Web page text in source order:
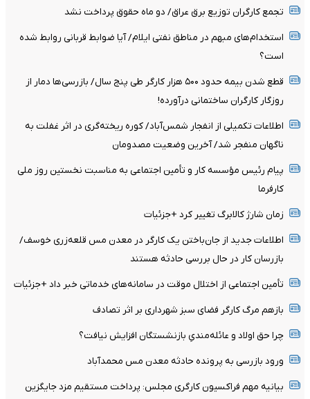
تجمع کارگران توزیع برق عراق/ دو ماه حقوق پرداخت نشد
استخدام‌های مبهم در مناطق نفتی ایلام/ آیا ضوابط قربانی روابط شده
است؟
قطع شدن بیمه حدود ۵۰۰ هزار کارگر طی پنج سال/ بازرسی‌ها دمار از
روزگار کارگران ساختمانی درآورده!
اطلاعات تکمیلی از انفجار شمس‌آباد/ کوره ریخته‌گری در اثر غفلت به
ناگهان منفجر شد/ آخرین وضعیت مصدومان
پیام رئیس مؤسسه کار و تأمین اجتماعی به مناسبت نخستین روز ملی
کارفرما
زمان شارژ کالابرگ تغییر کرد +جزئیات
اطلاعات جدید از جان‌باختن یک کارگر در معدن مس قلعه‌زری خوسف/
بازرسان کار در حال بررسی حادثه هستند
تأمین اجتماعی از اختلال موقت در سامانه‌های خدماتی خبر داد +جزئیات
بازهم مرگ کارگر فضای سبز شهرداری بر اثر تصادف
چرا حق اولاد و عائله‌مندیِ بازنشستگان افزایش نیافت؟
ورود بازرسی به پرونده حادثه معدن مس محمدآباد
بیانیه مهم فراکسیون کارگری مجلس: پرداخت مستقیم مزد جایگزین